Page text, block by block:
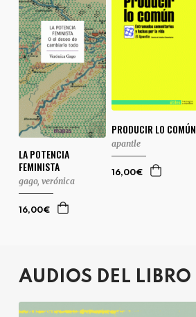
LA POTENCIA
FEMINISTA
gago, verónica
16,00€
PRODUCIR LO COMÚN
apantle
16,00€
AUDIOS DEL LIBRO